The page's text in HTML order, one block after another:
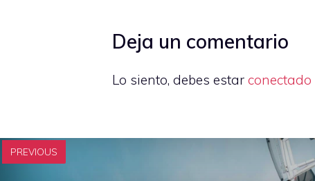
Deja un comentario
Lo siento, debes estar conectado
PREVIOUS